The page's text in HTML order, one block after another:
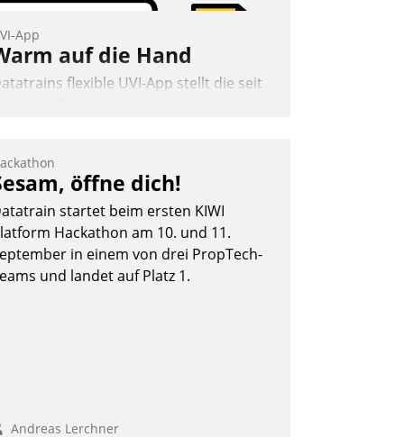
App
auf die Hand
flexible UVI-App stellt die seit
monatlichen Mitteilungen zum
und Wasserverbrauch gehen
vollständig und auf
über mehrere zuvor festgelegte
bei den
ein.
öffne dich!
startet beim ersten KIWI
Hackathon am 10. und 11.
in einem von drei PropTech-
und landet auf Platz 1.
Andreas Lerchner